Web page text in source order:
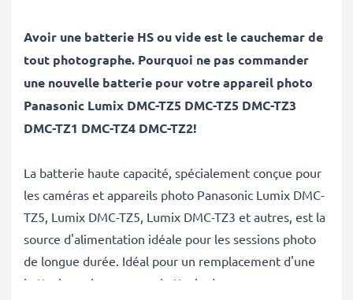
Avoir une batterie HS ou vide est le cauchemar de
tout photographe. Pourquoi ne pas commander
une nouvelle batterie pour votre appareil photo
Panasonic Lumix DMC-TZ5 DMC-TZ5 DMC-TZ3
DMC-TZ1 DMC-TZ4 DMC-TZ2!
La batterie haute capacité, spécialement conçue pour
les caméras et appareils photo Panasonic Lumix DMC-
TZ5, Lumix DMC-TZ5, Lumix DMC-TZ3 et autres, est la
source d'alimentation idéale pour les sessions photo
de longue durée. Idéal pour un remplacement d'une
batterie ancienne ou en batterie de secours pour